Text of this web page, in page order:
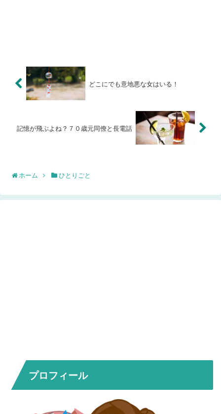
どこにでも意地悪な女はいる！
記憶が飛ぶよね？７０歳元同僚と長電話
ホーム ひとりごと
プロフィール